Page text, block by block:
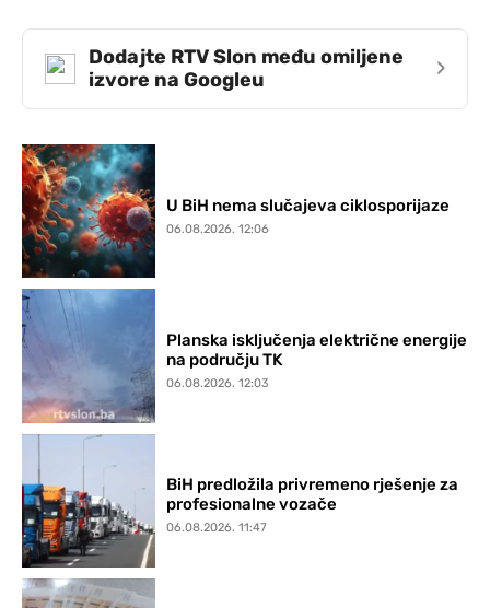
Dodajte RTV Slon među omiljene
izvore na Googleu
›
U BiH nema slučajeva ciklosporijaze
06.08.2026. 12:06
Planska isključenja električne energije
na području TK
06.08.2026. 12:03
BiH predložila privremeno rješenje za
profesionalne vozače
06.08.2026. 11:47